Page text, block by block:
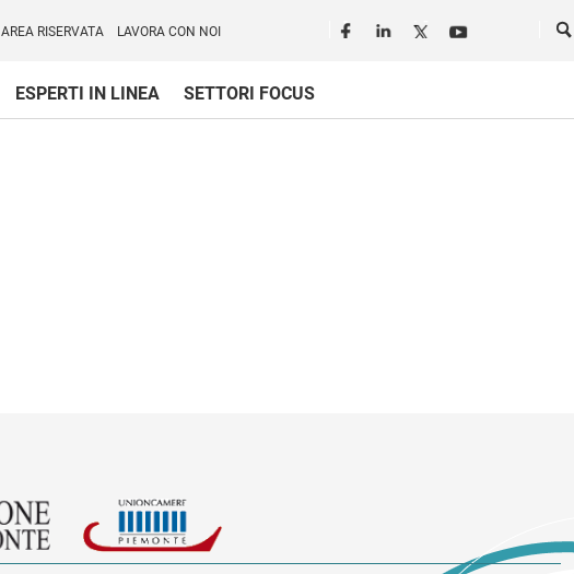
AREA RISERVATA LAVORA CON NOI Seguici in rete
ESPERTI IN LINEA
SETTORI FOCUS